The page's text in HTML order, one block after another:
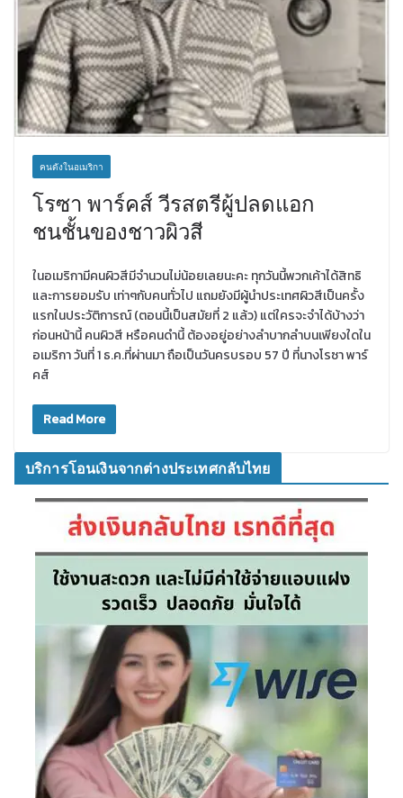
คนดังในอเมริกา
โรซา พาร์คส์ วีรสตรีผู้ปลดแอก
ชนชั้นของชาวผิวสี
ในอเมริกามีคนผิวสีมีจำนวนไม่น้อยเลยนะคะ ทุกวันนี้พวกเค้าได้สิทธิ
และการยอมรับ เท่าๆกับคนทั่วไป แถมยังมีผู้นำประเทศผิวสีเป็นครั้ง
แรกในประวัติการณ์ (ตอนนี้เป็นสมัยที่ 2 แล้ว) แต่ใครจะจำได้บ้างว่า
ก่อนหน้านี้ คนผิวสี หรือคนดำนี้ ต้องอยู่อย่างลำบากลำบนเพียงใดใน
อเมริกา วันที่ 1 ธ.ค.ที่ผ่านมา ถือเป็นวันครบรอบ 57 ปี ที่นางโรซา พาร์
คส์
Read More
บริการโอนเงินจากต่างประเทศกลับไทย